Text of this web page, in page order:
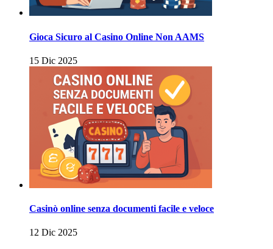
Gioca Sicuro al Casino Online Non AAMS
15 Dic 2025
Casinò online senza documenti facile e veloce
12 Dic 2025